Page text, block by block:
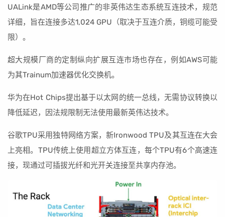
UALink是AMD等公司推广的非英伟达生态系统互连技术，规范
详细，旨在连接多达1,024 GPU（取决于互连介质，铜缆可能受
限）。
超大规模厂商的定制纵向扩展互连市场也存在，例如AWS可能
为其Trainum加速器优化交换机。
华为在Hot Chips提出基于以太网的统一总线，无需协议转换以
降低延迟，因法规限制无法使用最新英伟达技术。
谷歌TPU采用独特网络方案，新Ironwood TPU及其互连在大会
上亮相。TPU传统上使用超立方体互连，每个TPU有6个高速连
接，现通过可插拔光纤和光开关连接至共享内存池。